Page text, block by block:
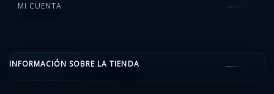
MI CUENTA
INFORMACIÓN SOBRE LA TIENDA